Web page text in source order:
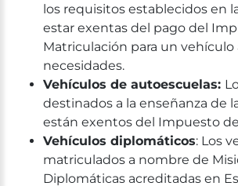
los requisitos establecidos en
estar exentas del pago del
Matriculación para un vehículo
necesidades.
Vehículos de autoescuelas:
destinados a la enseñanza de
están exentos del Impuesto
Vehículos diplomáticos: Los
matriculados a nombre de
Diplomáticas acreditadas en